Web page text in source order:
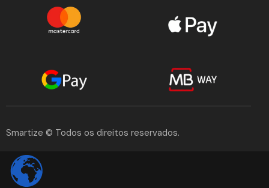
Smartize © Todos os direitos reservados.